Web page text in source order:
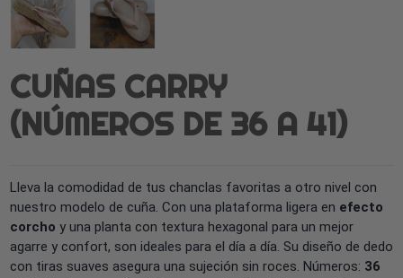
CUÑAS CARRY
(NÚMEROS DE 36 A 41)
Lleva la comodidad de tus chanclas favoritas a otro nivel con
nuestro modelo de cuña. Con una plataforma ligera en efecto
corcho y una planta con textura hexagonal para un mejor
agarre y confort, son ideales para el día a día. Su diseño de dedo
con tiras suaves asegura una sujeción sin roces. Números: 36